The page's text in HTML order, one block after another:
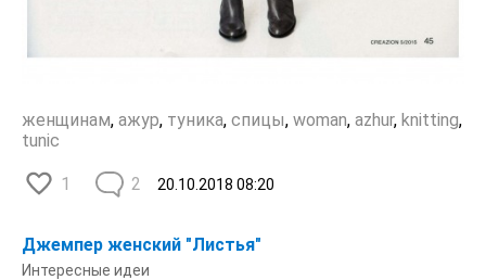
женщинам, ажур, туника, спицы, woman, azhur, knitting,
tunic
1 20.10.2018 08:20
2
Джемпер женский "Листья"
Интересные идеи